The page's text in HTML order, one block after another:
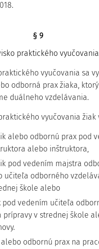
§ 9
praktického vyučovania
vyučovania sa
odborná prax žiaka,
duálneho vzdelávania.
vyučovania žiak
alebo odbornú prax pod
alebo inštruktora,
pod vedením majstra
učiteľa odborného
škole alebo
pod vedením učiteľa
prípravy v strednej škole
odbornú prax na